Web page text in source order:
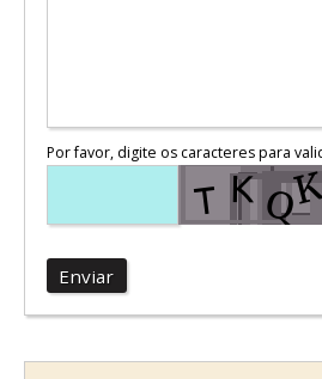
Por favor, digite os caracteres para
Enviar